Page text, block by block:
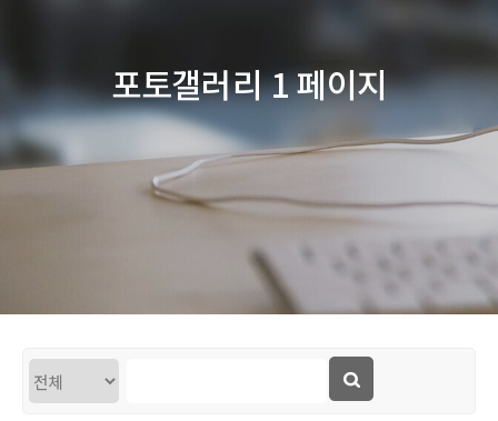
포토갤러리 1 페이지